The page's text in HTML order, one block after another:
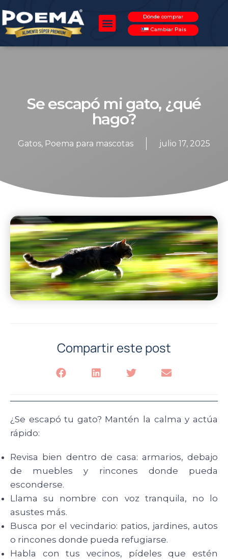
Dónde comprar
Cambiar País
Se escapó mi gato, ¿qué
hago?
Gatos, Poema para mascotas julio 17, 2025
Compartir este post
¿Se escapó tu gato? Mantén la calma y actúa
rápido:
Revisa bien dentro de casa: armarios, debajo
de muebles y rincones donde pueda
esconderse.
Llama su nombre con voz tranquila, no lo
asustes más.
Busca por el vecindario: patios, jardines, autos
o rincones donde pueda refugiarse.
Habla con tus vecinos, pídeles que estén